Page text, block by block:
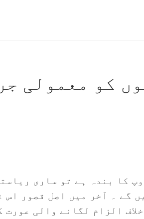
کو معمولی
کا بندہ ہے تو ساری
گے ۔ آخر میں اصل قصور اس
الزام لگانے والی عورت